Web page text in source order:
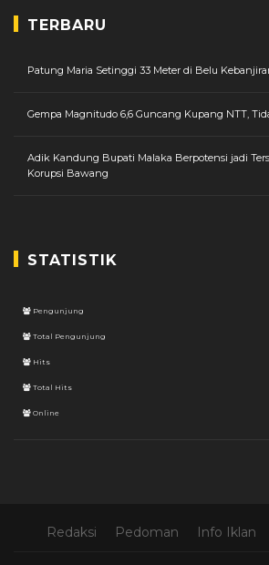
TERBARU
Patung Maria Setinggi 33 Meter di Belu
Gempa Magnitudo 6,6 Guncang Kupang NTT,
Adik Kandung Bupati Malaka Berpotensi jadi
Korupsi Bawang
STATISTIK
Pengunjung
Total Pengunjung
Hits
Total Hits
Online
Redaksi Pedoman Info Iklan